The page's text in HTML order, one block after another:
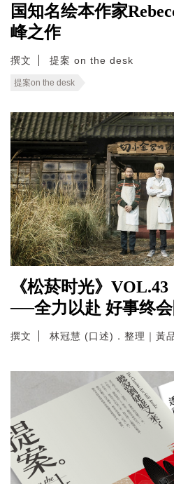
国知名绘本作家
峰之作
撰文 提案 on the desk
提案on the desk
《松菸时光》
──全力以赴 好事终
撰文 林冠慧 (口述)．整理｜黃